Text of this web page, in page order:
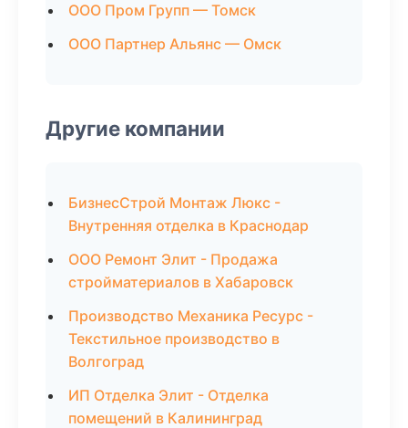
ООО Пром Групп — Томск
ООО Партнер Альянс — Омск
Другие компании
БизнесСтрой Монтаж Люкс -
Внутренняя отделка в Краснодар
ООО Ремонт Элит - Продажа
стройматериалов в Хабаровск
Производство Механика Ресурс -
Текстильное производство в
Волгоград
ИП Отделка Элит - Отделка
помещений в Калининград